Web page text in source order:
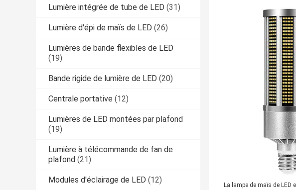
Lumière intégrée de tube de LED (31)
Lumière d'épi de maïs de LED (26)
Lumières de bande flexibles de LED
(19)
Bande rigide de lumière de LED (20)
Centrale portative (12)
Lumières de LED montées par plafond
(19)
Lumière à télécommande de fan de
plafond (21)
Modules d'éclairage de LED (12)
La lampe de maïs de LED